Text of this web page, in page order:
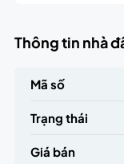
Thông tin nhà
Mã số
Trạng thái
Giá bán